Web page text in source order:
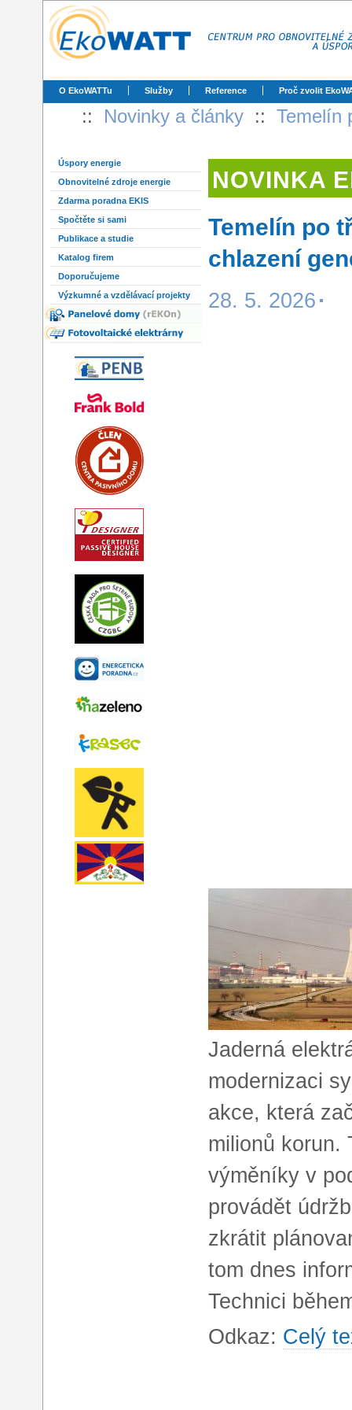
O EkoWATTu Služby Reference Proč zvolit
:: Novinky a články :: Temelín
Úspory energie
Obnovitelné zdroje energie
Zdarma poradna EKIS
Spočtěte si sami
Publikace a studie
Katalog firem
Doporučujeme
Výzkumné a vzdělávací projekty
NOVINKA
Temelín po
chlazení
28. 5. 2026
Jaderná
modernizaci
akce, která
milionů korun.
výměníky v
provádět
zkrátit
tom dnes
Technici
Odkaz: Celý